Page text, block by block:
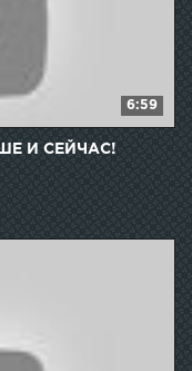
6:59
И СЕЙЧАС!